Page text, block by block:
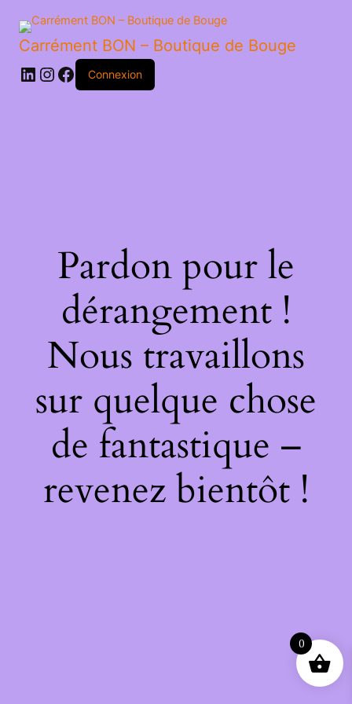
Carrément BON – Boutique de Bouge
LinkedIn
Instagram
Facebook
Connexion
Pardon pour le
dérangement !
Nous travaillons
sur quelque chose
de fantastique –
revenez bientôt !
0
ITALIENNE